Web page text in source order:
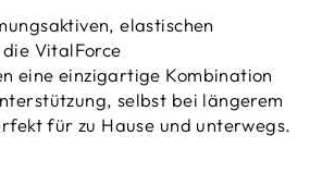
elastischen
VitalForce
eine einzigartige Kombination
selbst bei längerem
für zu Hause und unterwegs.